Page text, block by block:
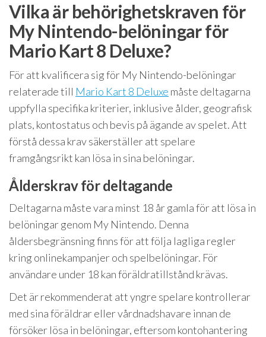
Vilka är behörighetskraven för
My Nintendo-belöningar för
Mario Kart 8 Deluxe?
För att kvalificera sig för My Nintendo-belöningar
relaterade till Mario Kart 8 Deluxe måste deltagarna
uppfylla specifika kriterier, inklusive ålder, geografisk
plats, kontostatus och bevis på ägande av spelet. Att
förstå dessa krav säkerställer att spelare
framgångsrikt kan lösa in sina belöningar.
Ålderskrav för deltagande
Deltagarna måste vara minst 18 år gamla för att lösa in
belöningar genom My Nintendo. Denna
åldersbegränsning finns för att följa lagliga regler
kring onlinekampanjer och spelbelöningar. För
användare under 18 kan föräldratillstånd krävas.
Det är rekommenderat att yngre spelare kontrollerar
med sina föräldrar eller vårdnadshavare innan de
försöker lösa in belöningar, eftersom kontohantering